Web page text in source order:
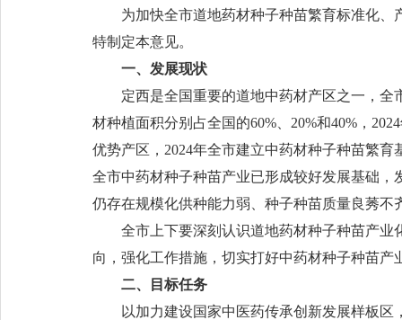
为加快全市道地药材种子种苗繁育标准化
特制定本意见。
一、发展现状
定西是全国重要的道地中药材产区之一，
材种植面积分别占全国的60%、20%和40%，
优势产区，2024年全市建立中药材种子种苗繁
全市中药材种子种苗产业已形成较好发展基础
仍存在规模化供种能力弱、种子种苗质量良莠
全市上下要深刻认识道地药材种子种苗产
向，强化工作措施，切实打好中药材种子种苗产
二、目标任务
以加力建设国家中医药传承创新发展样板